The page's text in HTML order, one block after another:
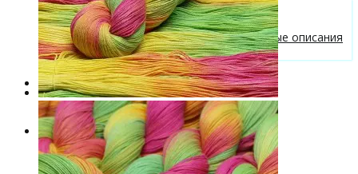
Бесплатные описания моделей
Вязальные лайфхаки
Галерея вязаных изделий и бесплатные описания
от VizEll
Скидки
Новинки